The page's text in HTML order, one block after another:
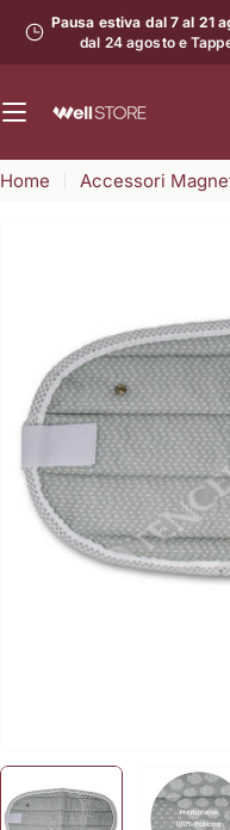
contenuto
Pausa estiva dal 7 al 21
dal 24 agosto e
Home Accessori
Apri supporto 0 in